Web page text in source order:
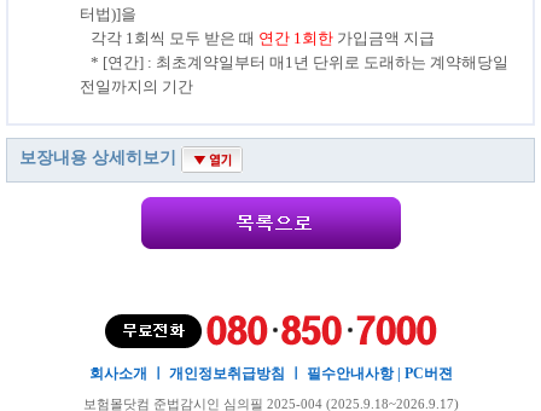
터법)]을
각각 1회씩 모두 받은 때 연간 1회한 가입금액 지급
* [연간] : 최초계약일부터 매1년 단위로 도래하는 계약해당일
전일까지의 기간
보장내용 상세히보기
회사소개 개인정보취급방침 필수안내사항| PC버젼
보험몰닷컴 준법감시인 심의필 2025-004 (2025.9.18~2026.9.17)